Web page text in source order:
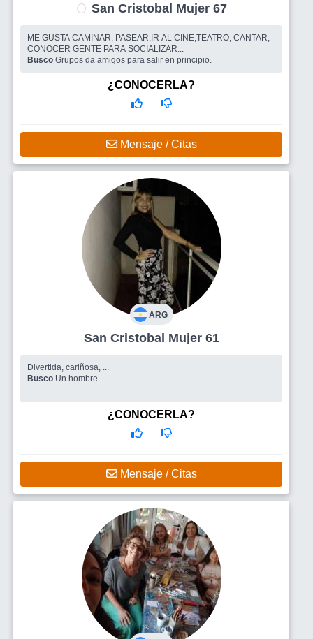
San Cristobal Mujer 67
ME GUSTA CAMINAR, PASEAR,IR AL CINE,TEATRO, CANTAR,
CONOCER GENTE PARA SOCIALIZAR...
Busco Grupos da amigos para salir en principio.
¿CONOCERLA?
Mensaje / Citas
ARG
San Cristobal Mujer 61
Divertida, cariñosa, ...
Busco Un hombre
¿CONOCERLA?
Mensaje / Citas